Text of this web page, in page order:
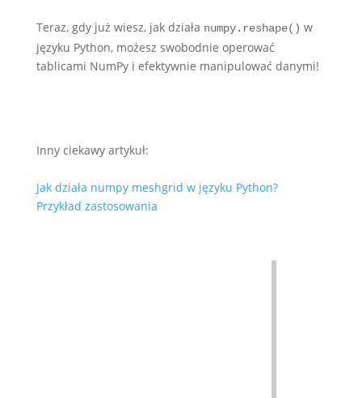
Teraz, gdy już wiesz, jak działa numpy.reshape() w
języku Python, możesz swobodnie operować
tablicami NumPy i efektywnie manipulować danymi!
Inny ciekawy artykuł:
Jak działa numpy meshgrid w języku Python?
Przykład zastosowania